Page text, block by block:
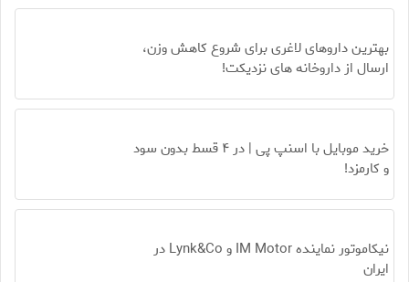
بهترین داروهای لاغری برای شروع کاهش وزن،
ارسال از داروخانه های نزدیکت!
خرید موبایل با اسنپ پی | در ۴ قسط بدون سود
و کارمزد!
نیکاموتور نماینده IM Motor و Lynk&Co در
ایران